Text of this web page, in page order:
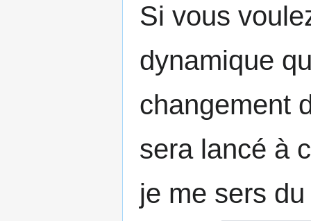
Si vous
dynamique
changement
sera lancé à
je me sers